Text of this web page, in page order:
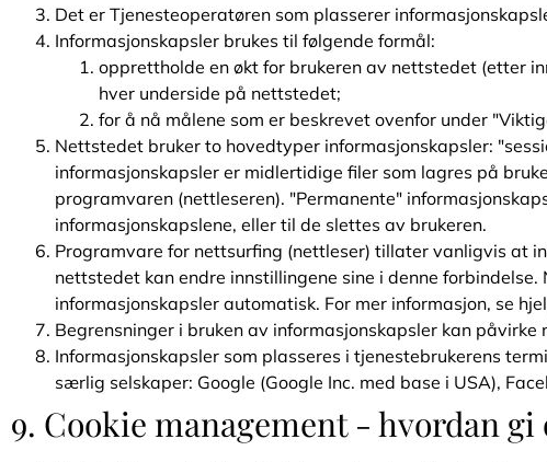
Det er Tjenesteoperatøren som plasserer
Informasjonskapsler brukes til følgende formål:
opprettholde en økt for brukeren av nettstedet (etter
hver underside på nettstedet;
for å nå målene som er beskrevet ovenfor under
Nettstedet bruker to hovedtyper informasjonskapsler:
informasjonskapsler er midlertidige filer som lagres på
programvaren (nettleseren). "Permanente"
informasjonskapslene, eller til de slettes av brukeren.
Programvare for nettsurfing (nettleser) tillater vanligvis at
nettstedet kan endre innstillingene sine i denne
informasjonskapsler automatisk. For mer informasjon, se
Begrensninger i bruken av informasjonskapsler kan
Informasjonskapsler som plasseres i tjenestebrukerens
særlig selskaper: Google (Google Inc. med base i USA),
9. Cookie management - hvordan